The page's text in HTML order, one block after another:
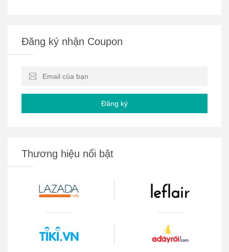
Đăng ký nhận Coupon
Đăng ký
Thương hiệu nổi bật